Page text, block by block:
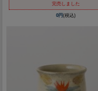
完売しました
0円(税込)